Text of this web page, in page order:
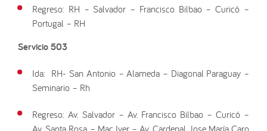
Regreso: RH – Salvador – Francisco Bilbao – Curicó –
Portugal – RH
Servicio 503
Ida: RH- San Antonio – Alameda – Diagonal Paraguay –
Seminario – Rh
Regreso: Av. Salvador – Av. Francisco Bilbao – Curicó –
Av. Santa Rosa – Mac Iver – Av. Cardenal Jose María Caro